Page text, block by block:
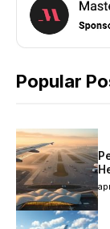
Popular